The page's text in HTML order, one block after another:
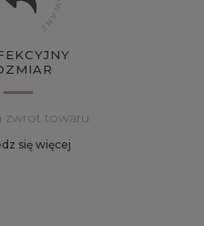
zwrot towaru
się więcej